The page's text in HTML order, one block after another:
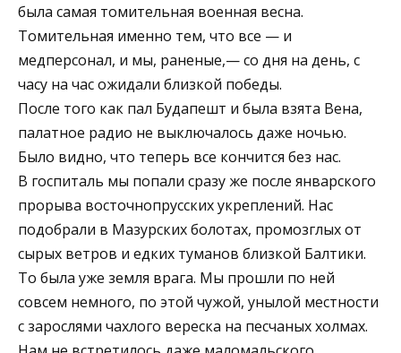
была самая томительная военная весна.
Томительная именно тем, что все — и
медперсонал, и мы, раненые,— со дня на день, с
часу на час ожидали близкой победы.
После того как пал Будапешт и была взята Вена,
палатное радио не выключалось даже ночью.
Было видно, что теперь все кончится без нас.
В госпиталь мы попали сразу же после январского
прорыва восточнопрусских укреплений. Нас
подобрали в Мазурских болотах, промозглых от
сырых ветров и едких туманов близкой Балтики.
То была уже земля врага. Мы прошли по ней
совсем немного, по этой чужой, унылой местности
с зарослями чахлого вереска на песчаных холмах.